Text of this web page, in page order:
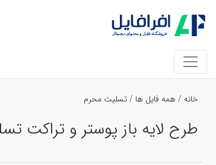
خانه / همه فایل ها /تسلیت محرم
طرح لایه باز پوستر و تراکت